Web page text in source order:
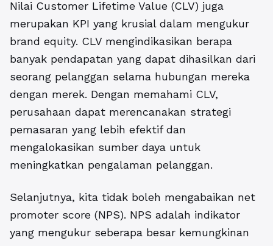
Nilai Customer Lifetime Value (CLV) juga
merupakan KPI yang krusial dalam mengukur
brand equity. CLV mengindikasikan berapa
banyak pendapatan yang dapat dihasilkan dari
seorang pelanggan selama hubungan mereka
dengan merek. Dengan memahami CLV,
perusahaan dapat merencanakan strategi
pemasaran yang lebih efektif dan
mengalokasikan sumber daya untuk
meningkatkan pengalaman pelanggan.
Selanjutnya, kita tidak boleh mengabaikan net
promoter score (NPS). NPS adalah indikator
yang mengukur seberapa besar kemungkinan